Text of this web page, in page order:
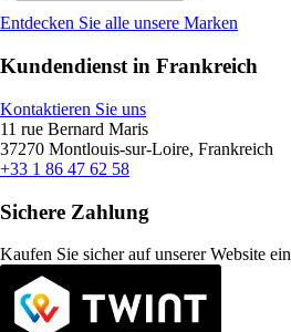
Entdecken Sie alle unsere Marken
Kundendienst in Frankreich
Kontaktieren Sie uns
11 rue Bernard Maris
37270 Montlouis-sur-Loire, Frankreich
+33 1 86 47 62 58
Sichere Zahlung
Kaufen Sie sicher auf unserer Website ein